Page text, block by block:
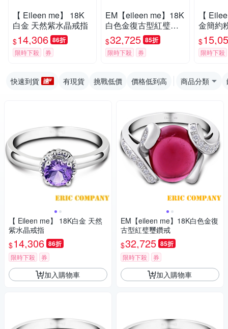
【 Eileen me】 18K
白金 天然紫水晶戒指
$14,306 86折
限時下殺 券
EM【eileen me】18K
白色金復古型紅璧璽
鑽戒
$32,725 85折
限時下殺 券
【
金簡約
$
限時下殺
快速到貨 有現貨 挑戰低價 價格低到高 商品分類
【 Eileen me】 18K白金 天然
紫水晶戒指
$14,306 86折
限時下殺 券
加入購物車
EM【eileen me】18K白色金復
古型紅璧璽鑽戒
$32,725 85折
限時下殺 券
加入購物車